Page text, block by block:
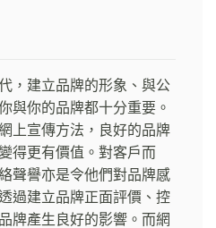
，建立品牌的形象、與公
與你的品牌都十分重要。
上宣傳方法，良好的品牌
得更有價值。對客戶而
聲譽亦是令他們對品牌感
過建立品牌正面評價、控
牌產生良好的影響。而網